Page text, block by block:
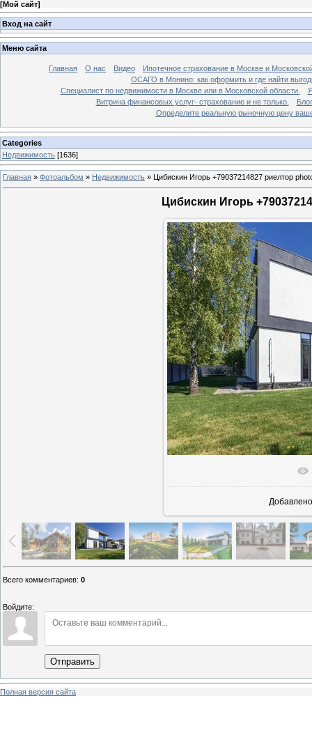
[Мой сайт]
Вход на сайт
Меню сайта
Главная О нас Видео
Ипотечное страхование в Москве и
ОСАГО в Монино: как оформить и где найти
Специалист по недвижимости в Москве или в Московской области.
Витрина финансовых услуг- страхование и не только.
Блог
Определите реальную рыночную цену
Categories
Недвижимость [1636]
Главная » Фотоальбом » Недвижимость » Цибискин Игорь +79037214827 риелтор
Цибискин Игорь
В
Добавлено
Всего комментариев: 0
Войдите:
Отправить
Полная версия сайта